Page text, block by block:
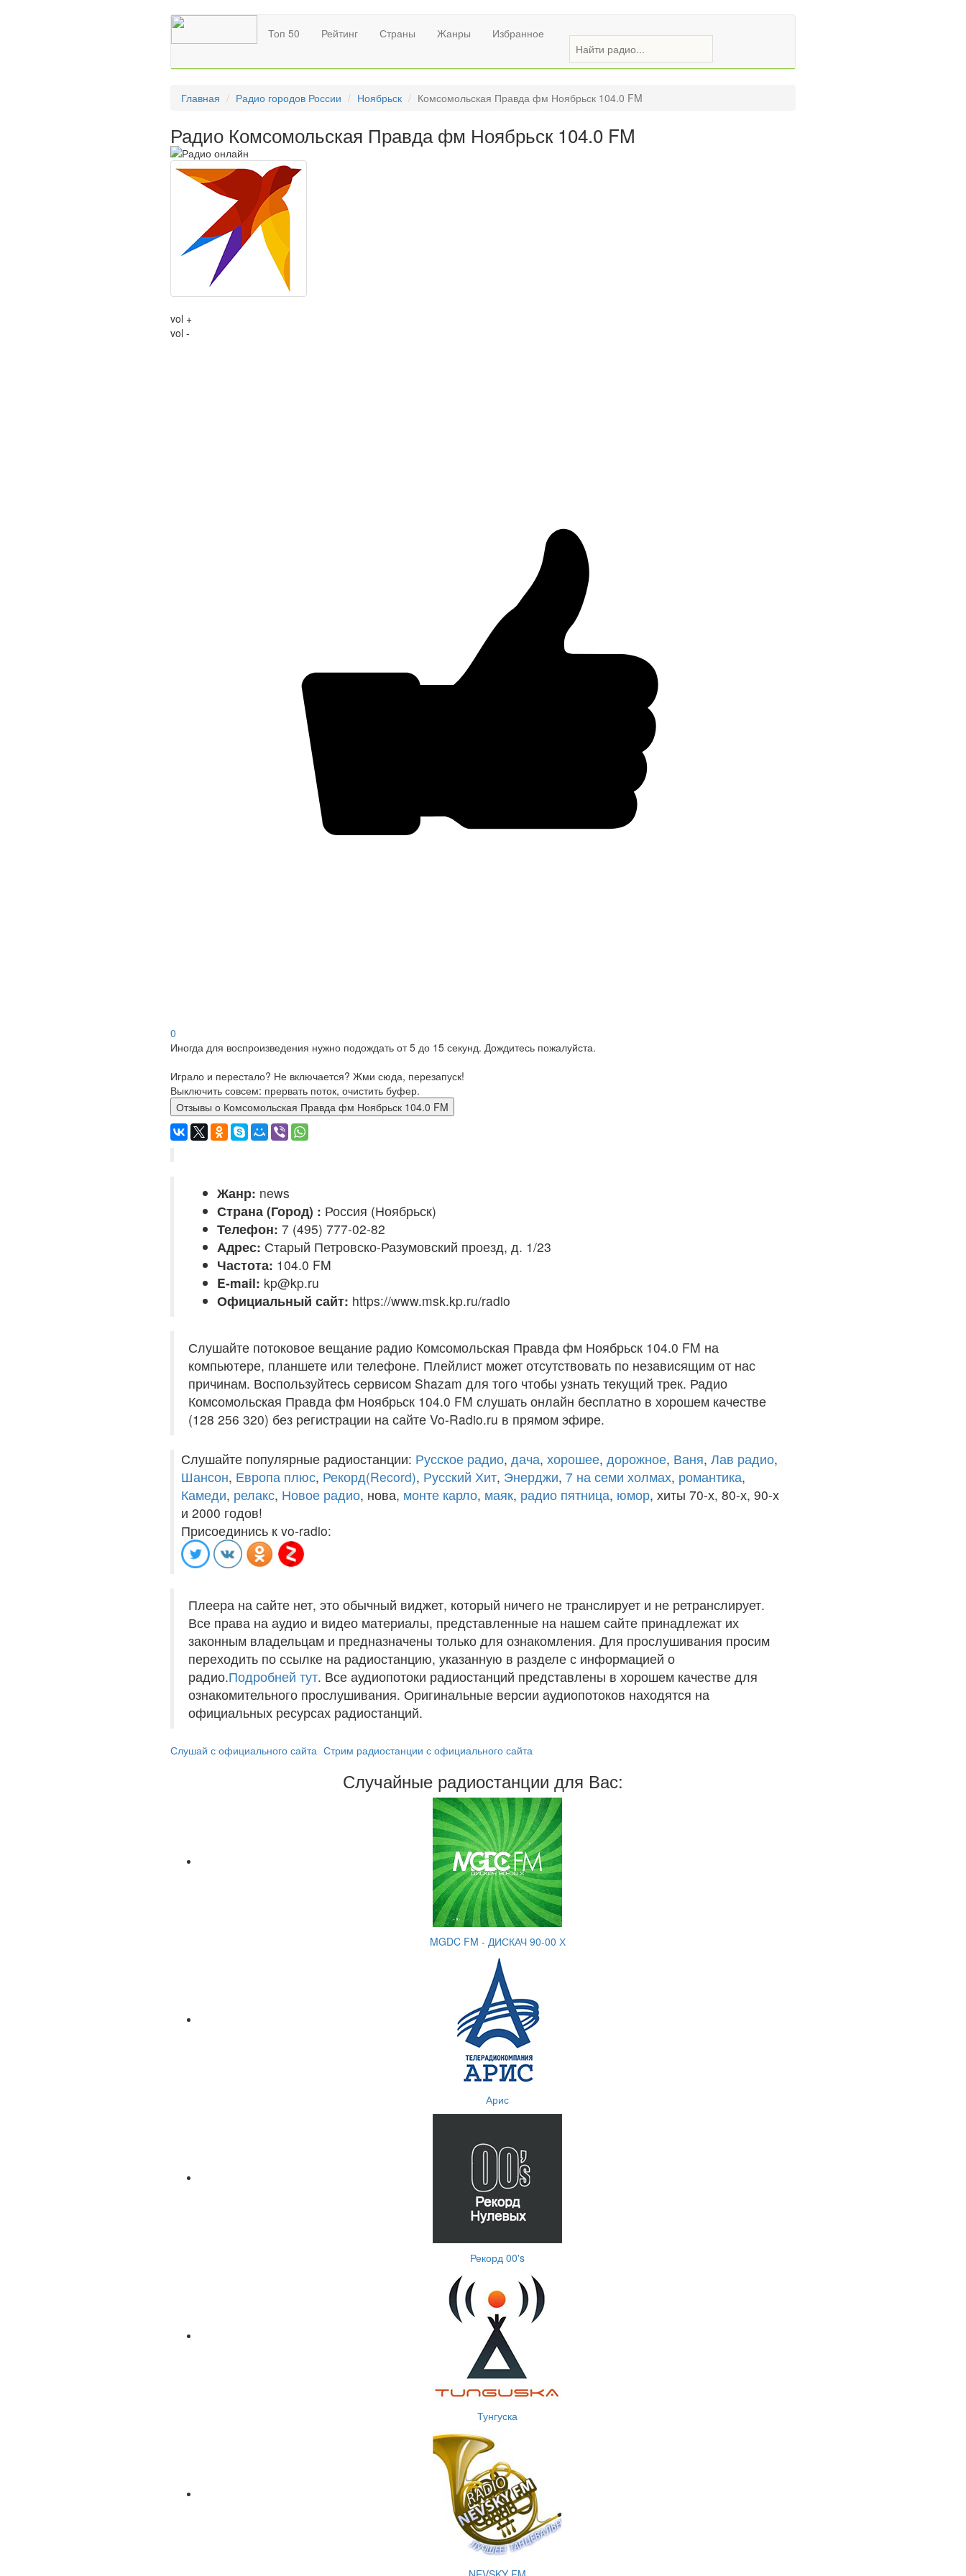
Топ 50 Рейтинг Страны Жанры Избранное
Главная Радио городов России Ноябрьск Комсомольская Правда фм Ноябрьск 104.0 FM
Радио Комсомольская Правда фм Ноябрьск 104.0 FM
vol +
vol -
0
Иногда для воспроизведения нужно подождать от 5 до 15 секунд. Дождитесь пожалуйста.
Играло и перестало? Не включается? Жми сюда, перезапуск!
Выключить совсем: прервать поток, очистить буфер.
Отзывы о Комсомольская Правда фм Ноябрьск 104.0 FM
Жанр: news
Страна (Город) : Россия (Ноябрьск)
Телефон: 7 (495) 777-02-82
Адрес: Старый Петровско-Разумовский проезд, д. 1/23
Частота: 104.0 FM
E-mail: kp@kp.ru
Официальный сайт: https://www.msk.kp.ru/radio
Слушайте потоковое вещание радио Комсомольская Правда фм Ноябрьск 104.0 FM на
компьютере, планшете или телефоне. Плейлист может отсутствовать по независящим от нас
причинам. Воспользуйтесь сервисом Shazam для того чтобы узнать текущий трек. Радио
Комсомольская Правда фм Ноябрьск 104.0 FM слушать онлайн бесплатно в хорошем качестве
(128 256 320) без регистрации на сайте Vo-Radio.ru в прямом эфире.
Слушайте популярные радиостанции: Русское радио, дача, хорошее, дорожное, Ваня, Лав радио,
Шансон, Европа плюс, Рекорд(Record), Русский Хит, Энерджи, 7 на семи холмах, романтика,
Камеди, релакс, Новое радио, нова, монте карло, маяк, радио пятница, юмор, хиты 70-х, 80-х, 90-х
и 2000 годов!
Присоединись к vo-radio:
Плеера на сайте нет, это обычный виджет, который ничего не транслирует и не ретранслирует.
Все права на аудио и видео материалы, представленные на нашем сайте принадлежат их
законным владельцам и предназначены только для ознакомления. Для прослушивания просим
переходить по ссылке на радиостанцию, указанную в разделе с информацией о
радио.Подробней тут. Все аудиопотоки радиостанций представлены в хорошем качестве для
ознакомительного прослушивания. Оригинальные версии аудиопотоков находятся на
официальных ресурсах радиостанций.
Слушай с официального сайта Стрим радиостанции с официального сайта
Случайные радиостанции для Вас:
MGDC FM - ДИСКАЧ 90-00 Х
Арис
Рекорд 00's
Тунгуска